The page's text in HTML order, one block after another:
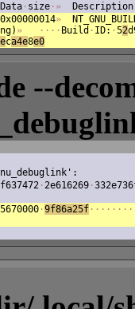
Data · size · » Description
0x00000014»
» · · · · Build · ID: ·52
eca4e8e0
--
·2e616269 ·
·9f86a25f · · · · · · · ·